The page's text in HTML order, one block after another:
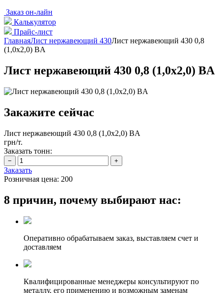
Заказ он-лайн
Калькулятор
Прайс-лист
ГлавнаяЛист нержавеющий 430Лист нержавеющий 430 0,8
(1,0х2,0) BA
Лист нержавеющий 430 0,8 (1,0х2,0) BA
Закажите сейчас
Лист нержавеющий 430 0,8 (1,0х2,0) BA
грн/т.
Заказать тонн:
Заказать
Розничная цена: 200
8 причин, почему выбирают нас:
Оперативно обрабатываем заказ, выставляем счет и
доставляем
Квалифицированные менеджеры консультируют по
металлу, его применению и возможным заменам